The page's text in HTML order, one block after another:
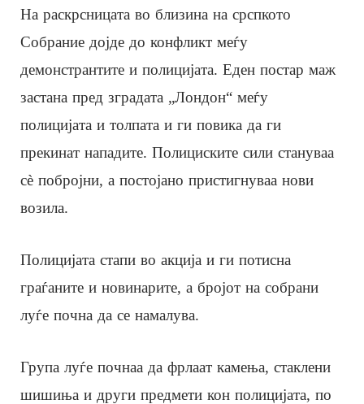
На раскрсницата во близина на срспкото
Собрание дојде до конфликт меѓу
демонстрантите и полицијата. Еден постар маж
застана пред зградата „Лондон“ меѓу
полицијата и толпата и ги повика да ги
прекинат нападите. Полициските сили стануваа
сè побројни, а постојано пристигнуваа нови
возила.
Полицијата стапи во акција и ги потисна
граѓаните и новинарите, а бројот на собрани
луѓе почна да се намалува.
Група луѓе почнаа да фрлаат камења, стаклени
шишиња и други предмети кон полицијата, по